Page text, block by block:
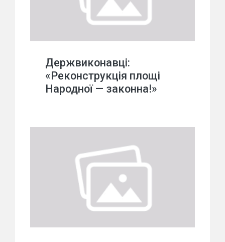
Держвиконавці:
«Реконструкція площі
Народної — законна!»